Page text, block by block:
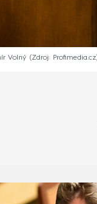
Volný Zdroj: Profimedia.cz